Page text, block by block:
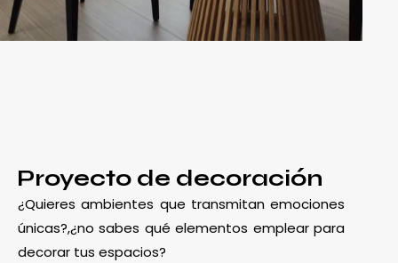
Proyecto de decoración
¿Quieres ambientes que transmitan emociones
únicas?,¿no sabes qué elementos emplear para
decorar tus espacios?